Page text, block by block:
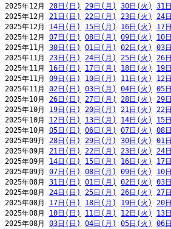
2025年12月 28日(日) 29日(月) 30日(火) 31
2025年12月 21日(日) 22日(月) 23日(火) 24
2025年12月 14日(日) 15日(月) 16日(火) 17
2025年12月 07日(日) 08日(月) 09日(火) 10
2025年11月 30日(日) 01日(月) 02日(火) 03
2025年11月 23日(日) 24日(月) 25日(火) 26
2025年11月 16日(日) 17日(月) 18日(火) 19
2025年11月 09日(日) 10日(月) 11日(火) 12
2025年11月 02日(日) 03日(月) 04日(火) 05
2025年10月 26日(日) 27日(月) 28日(火) 29
2025年10月 19日(日) 20日(月) 21日(火) 22
2025年10月 12日(日) 13日(月) 14日(火) 15
2025年10月 05日(日) 06日(月) 07日(火) 08
2025年09月 28日(日) 29日(月) 30日(火) 01
2025年09月 21日(日) 22日(月) 23日(火) 24
2025年09月 14日(日) 15日(月) 16日(火) 17
2025年09月 07日(日) 08日(月) 09日(火) 10
2025年08月 31日(日) 01日(月) 02日(火) 03
2025年08月 24日(日) 25日(月) 26日(火) 27
2025年08月 17日(日) 18日(月) 19日(火) 20
2025年08月 10日(日) 11日(月) 12日(火) 13
2025年08月 03日(日) 04日(月) 05日(火) 06